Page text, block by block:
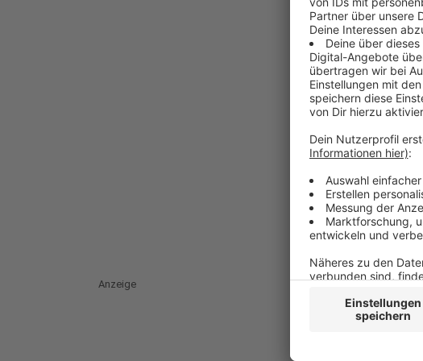
Anzeige